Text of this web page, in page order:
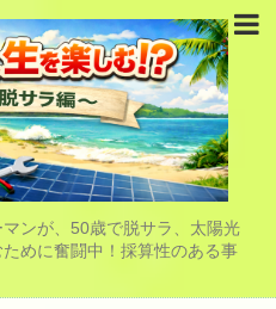
ンが、50歳で脱サラ、太陽光
めに奮闘中！採算性のある事